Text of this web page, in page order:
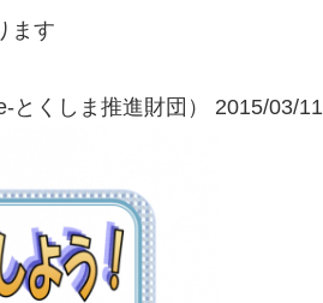
ます
とくしま推進財団） 2015/03/11